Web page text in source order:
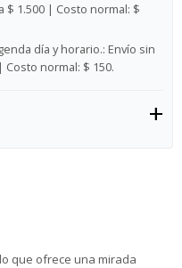
$ 1.500 | Costo normal: $
día y horario.: Envío sin
normal: $ 150.
que ofrece una mirada